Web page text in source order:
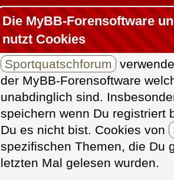
Die MyBB-Forensoftware
nutzt Cookies
Sportquatschforum
der MyBB-Forensoftware
unabdinglich sind.
speichern wenn Du registriert
Du es nicht bist. Cookies von
spezifischen Themen, die Du
letzten Mal gelesen wurden.